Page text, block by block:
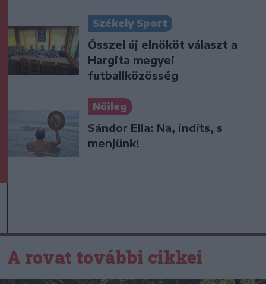
Székely Sport
Ősszel új elnököt választ a
Hargita megyei
futballközösség
Nőileg
Sándor Ella: Na, indíts, s
menjünk!
A rovat további cikkei